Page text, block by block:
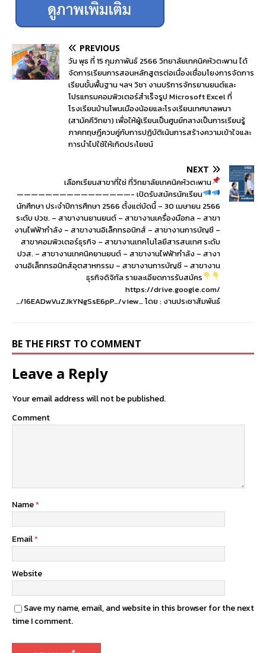
PREVIOUS
วัน พุธ ที่ 15 กุมภาพันธ์ 2566 วิทยาลัยเทคนิคหัวตะพาน ได้
จัดการเรียนการสอนหลักสูตรต่อเนื่องเชื่อมโยงการจัดการ
เรียนขั้นพื้นฐาน ฯลฯ วิชา งานบริการจักรยานยนต์และ
โปรแกรมคอมพิวเตอร์สำเร็จรูป Microsoft Excel ที่
โรงเรียนบ้านโพนเมืองน้อยและโรงเรียนเทศบาลพนา
(สามัคคีวิทยา) เพื่อให้ผู้เรียนเป็นศูนย์กลางเป็นการเรียนรู้
ภาคทฤษฎีควบคู่กับการปฏิบัติเน้นการสร้างความเข้าใจและ
การนำไปใช้ให้เกิดประโยชน์
NEXT
เลือกเรียนสาขาที่ใช่ ที่วิทยาลัยเทคนิคหัวตะพาน
————————————————-เปิดรับสมัครนักเรียน
นักศึกษา ประจำปีการศึกษา 2566 ตั้งแต่บัดนี้ – 30 เมษายน 2566
ระดับ ปวช. – สาขางานยานยนต์ – สาขางานเครื่องมือกล – สาขา
งานไฟฟ้ากำลัง – สาขางานอิเล็กทรอนิกส์ – สาขางานการบัญชี –
สาขาคอมพิวเตอร์ธุรกิจ – สาขางานเทคโนโลยีสารสนเทศ ระดับ
ปวส. – สาขางานเทคนิคยานยนต์ – สาขางานไฟฟ้ากำลัง – สางา
งานอิเล็กทรอนิกส์อุตสาหกรรม – สาขางานการบัญชี – สาขางาน
ธุรกิจดิจิทัล รายละเอียดการรับสมัคร
https://drive.google.com/
…/16EADwVuZJkYNgSsE6pP…/view… โดย : งานประชาสัมพันธ์
BE THE FIRST TO COMMENT
Leave a Reply
Your email address will not be published.
Comment
Name*
Email*
Website
Save my name, email, and website in this browser for the next
time I comment.